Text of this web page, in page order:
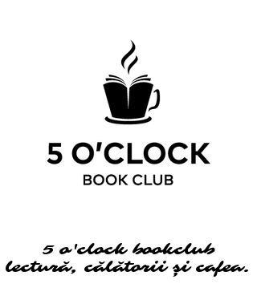
5 o'clock bookclub
lectură, călătorii și cafea.
5 o'clock bookclub
lectură, călătorii și cafea.